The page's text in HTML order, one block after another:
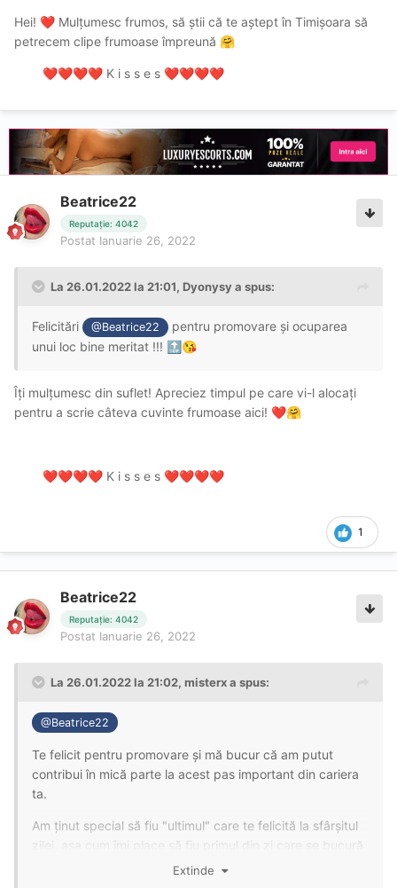
Hei! ❤️ Mulțumesc frumos, să știi că te aștept în Timișoara să
petrecem clipe frumoase împreună 🤗
❤️❤️❤️❤️ K i s s e s ❤️❤️❤️❤️
Beatrice22
Reputație: 4042
Postat Ianuarie 26, 2022
La 26.01.2022 la 21:01, Dyonysya spus:
Felicitări @Beatrice22
pentru promovare și ocuparea
unui loc bine meritat !!! 🔝 😘
Îți mulțumesc din suflet! Apreciez timpul pe care vi-l alocați
pentru a scrie câteva cuvinte frumoase aici! ❤️🤗
❤️❤️❤️❤️ K i s s e s ❤️❤️❤️❤️
1
Beatrice22
Reputație: 4042
Postat Ianuarie 26, 2022
La 26.01.2022 la 21:02, misterxa spus:
@Beatrice22
Te felicit pentru promovare și mă bucur că am putut
contribui în mică parte la acest pas important din cariera
ta.
Am ținut special să fiu "ultimul" care te felicită la sfârșitul
zilei, așa cum îmi place să fiu primul din zi care se bucură
de clipele minunate alături de tine.
Extinde